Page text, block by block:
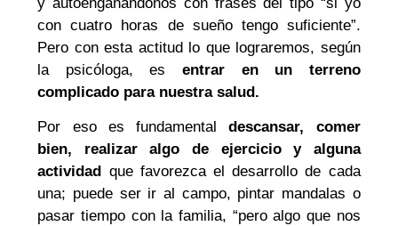
con cuatro horas de sueño tengo suficiente”.
Pero con esta actitud lo que lograremos, según
la psicóloga, es entrar en un terreno
complicado para nuestra salud.
Por eso es fundamentaldescansar, comer
bien, realizar algo de ejercicio y alguna
actividad que favorezca el desarrollo de cada
una; puede ser ir al campo, pintar mandalas o
pasar tiempo con la familia, “pero algo que nos